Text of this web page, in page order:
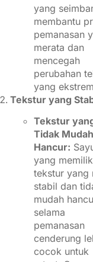
yang
membantu
pemanasan
merata dan
mencegah
perubahan
yang
Tekstur yang
Tekstur
Tidak Mudah
Hancur:
yang
tekstur yang
stabil dan
mudah
selama
pemanasan
cenderung
cocok untuk